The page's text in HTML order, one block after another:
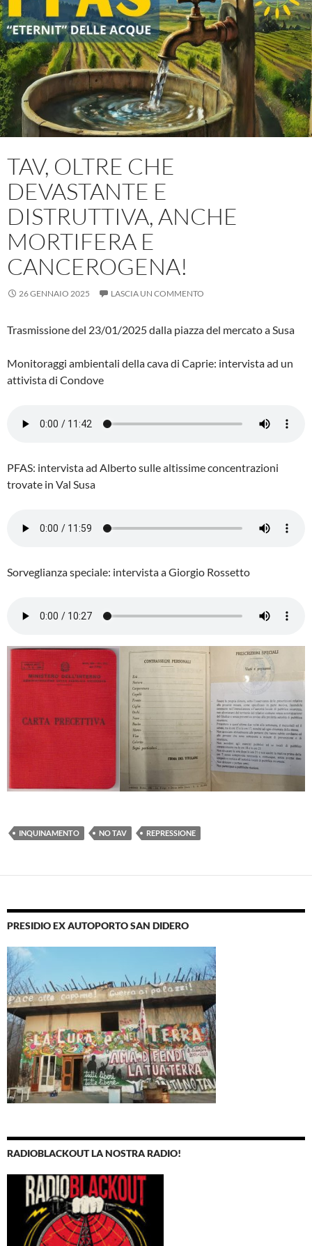
TAV, OLTRE CHE
DEVASTANTE E
DISTRUTTIVA, ANCHE
MORTIFERA E
CANCEROGENA!
26 GENNAIO 2025 LASCIA UN COMMENTO
Trasmissione del 23/01/2025 dalla piazza del mercato a Susa
Monitoraggi ambientali della cava di Caprie: intervista ad un
attivista di Condove
PFAS: intervista ad Alberto sulle altissime concentrazioni
trovate in Val Susa
Sorveglianza speciale: intervista a Giorgio Rossetto
INQUINAMENTO NO TAV REPRESSIONE
PRESIDIO EX AUTOPORTO SAN DIDERO
RADIOBLACKOUT LA NOSTRA RADIO!